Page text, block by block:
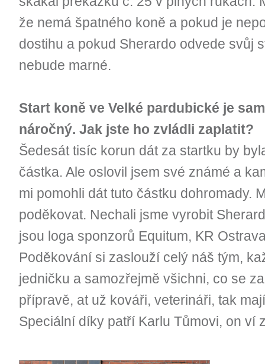
že nemá špatného koně a pokud je
dostihu a pokud Sherardo odvede svůj
nebude marné.
Start koně ve Velké pardubické je
náročný. Jak jste ho zvládli zaplatit?
Šedesát tisíc korun dát za startku by
částka. Ale oslovil jsem své známé a
mi pomohli dát tuto částku dohromady.
poděkovat. Nechali jsme vyrobit
jsou loga sponzorů Equitum, KR
Poděkování si zaslouží celý náš tým,
jedničku a samozřejmě všichni, co se
přípravě, at už kováři, veterináři, tak
Speciální díky patří Karlu Tůmovi, on ví